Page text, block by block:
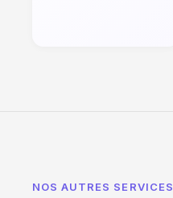
NOS AUTRES SERVICES